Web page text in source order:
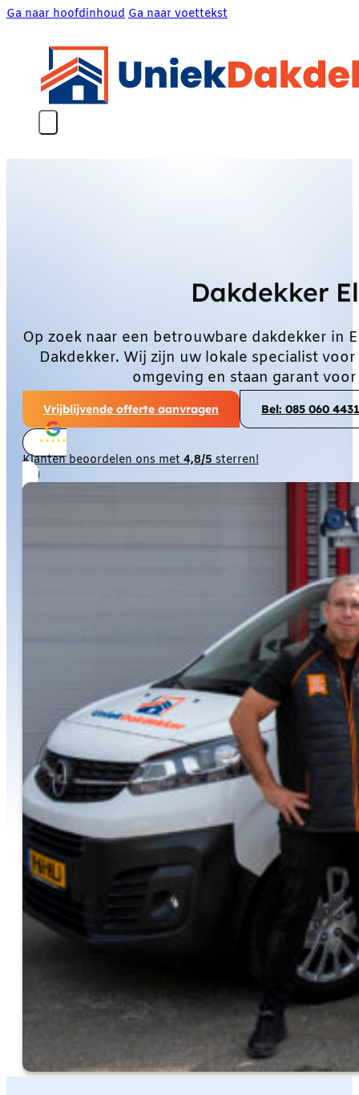
Ga naar hoofdinhoud Ga naar voettekst
Dakdekker
Op zoek naar een betrouwbare dakdekker in
Dakdekker. Wij zijn uw lokale specialist
omgeving en staan garant
Vrijblijvende offerte aanvragen Bel: 085 060 4431
Klanten beoordelen ons met4,8/5sterren!